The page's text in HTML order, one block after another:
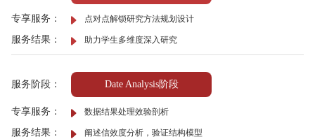
专享服务： 点对点解锁研究方法规划设计
服务结果： 助力学生多维度深入研究
服务阶段： Date Analysis阶段
专享服务： 数据结果处理效验剖析
服务结果： 阐述信效度分析，验证结构模型